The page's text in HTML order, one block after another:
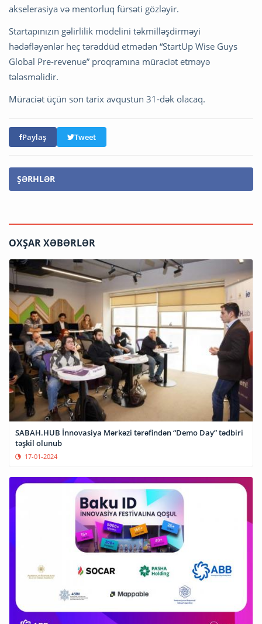
akselerasiya və mentorluq fürsəti gözləyir.
Startapınızın gəlirlilik modelini təkmilləşdirməyi
hədəfləyənlər heç tərəddüd etmədən “StartUp Wise Guys
Global Pre-revenue” proqramına müraciət etməyə
tələsməlidir.
Müraciət üçün son tarix avqustun 31-dək olacaq.
Paylaş Tweet
ŞƏRHLƏR
OXŞAR XƏBƏRLƏR
SABAH.HUB İnnovasiya Mərkəzi tərəfindən “Demo Day” tədbiri
təşkil olunub
17-01-2024